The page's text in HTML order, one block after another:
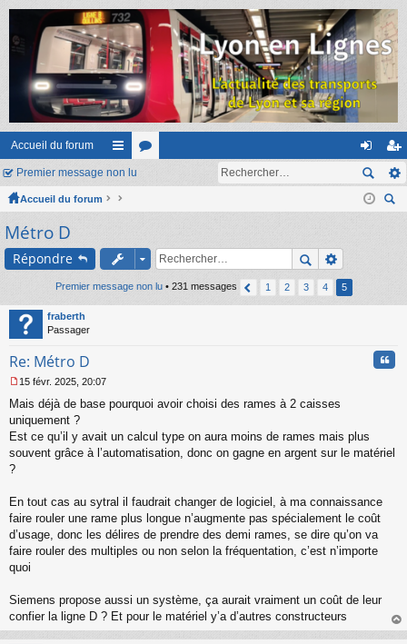
Accueil du forum
ac
co
ci
s
on
ne
ns
cri
Premier message non lu
Accueil du forum
Métro D
Répondre
Premier message non lu• 231 messages 1 2 3 4 5
fraberth
Passager
Re: Métro D
e
s
s
g
o
n
u
15 févr. 2025, 20:07
Mais déjà de base pourquoi avoir choisi des rames à 2 caisses
uniquement ?
Est ce qu’il y avait un calcul type on aura moins de rames mais plus
souvent grâce à l’automatisation, donc on gagne en argent sur le matériel
?
En tout cas au sytral il faudrait changer de logiciel, à ma connaissance
faire rouler une rame plus longue n’augmente pas spécialement le coût
d’usage, donc les délires de prendre des demi rames, se dire qu’on va
faire rouler des multiples ou non selon la fréquentation, c’est n’importe
quoi
Siemens propose aussi un système, ça aurait vraiment un coût de leur
confier la ligne D ? Et pour le matériel y’a d’autres constructeurs
au